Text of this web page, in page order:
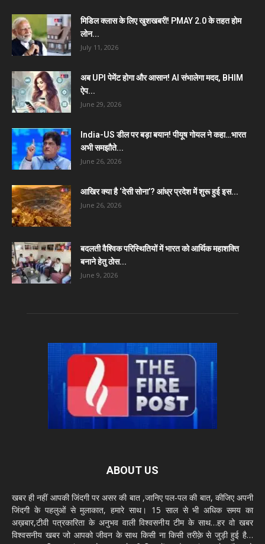
मिडिल क्लास के लिए खुशखबरी! PMAY 2.0 के तहत होम
लोन...
July 11, 2026
अब UPI पेमेंट होगा और आसान! AI संभालेगा मदद, BHIM
ऐप...
June 29, 2026
India-US डील पर बड़ा बयान! पीयूष गोयल ने कहा…भारत
अभी समझौते...
June 26, 2026
आखिर क्या है ‘देसी सोना’? आंध्र प्रदेश में शुरू हुई इस...
June 26, 2026
बदलती वैश्विक परिस्थितियों में भारत को आर्थिक महाशक्ति
बनाने हेतु ठोस...
June 9, 2026
ABOUT US
खबर ही नहीं आपकी जिंदगी पर असर की बात ,जानिए पल-पल की बात, कीजिए अपनी
जिंदगी के पहलुओं से मुलाकात, हमारे साथ। 15 साल से भी अधिक समय का
अख़बार,टीवी पत्रकारिता के अनुभव वाली विश्वसनीय टीम के साथ…हर वो खबर
विश्वसनीय खबर जो आपको जीवन के साथ किसी ना किसी तरीक़े से जुड़ी हुई है…